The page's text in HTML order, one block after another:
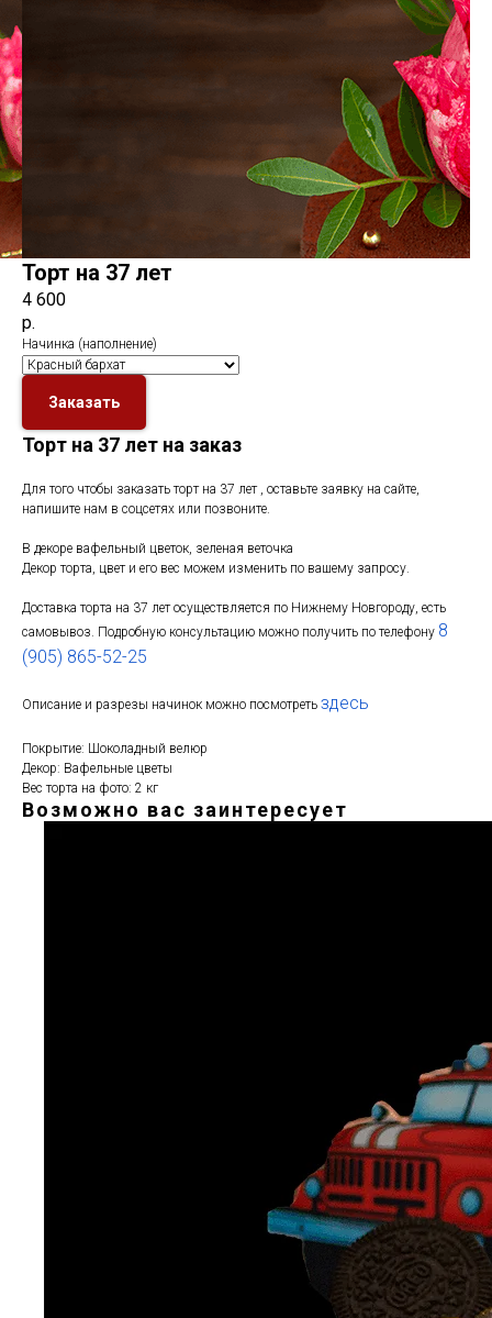
Торт на 37 лет
4 600
р.
Начинка (наполнение)
Заказать
Торт на 37 лет на заказ
Для того чтобы заказать торт на 37 лет , оставьте заявку на сайте,
напишите нам в соцсетях или позвоните.
В декоре вафельный цветок, зеленая веточка
Декор торта, цвет и его вес можем изменить по вашему запросу.
Доставка торта на 37 лет осуществляется по Нижнему Новгороду, есть
самовывоз. Подробную консультацию можно получить по телефону 8
(905) 865-52-25
Описание и разрезы начинок можно посмотреть здесь
Покрытие: Шоколадный велюр
Декор: Вафельные цветы
Вес торта на фото: 2 кг
Возможно вас заинтересует